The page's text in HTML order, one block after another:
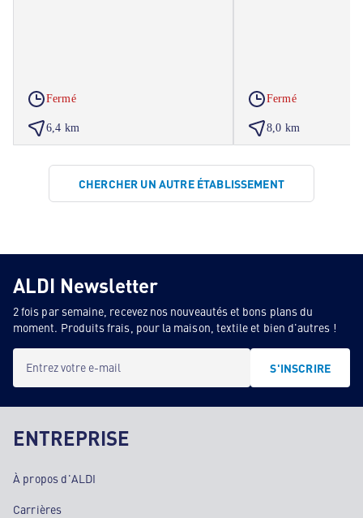
Fermé
6,4 km
Fermé
8,0 km
CHERCHER UN AUTRE ÉTABLISSEMENT
ALDI Newsletter
2 fois par semaine, recevez nos nouveautés et bons plans du
moment. Produits frais, pour la maison, textile et bien d'autres !
Entrez votre e-mail S'INSCRIRE
ENTREPRISE
À propos d'ALDI
Carrières